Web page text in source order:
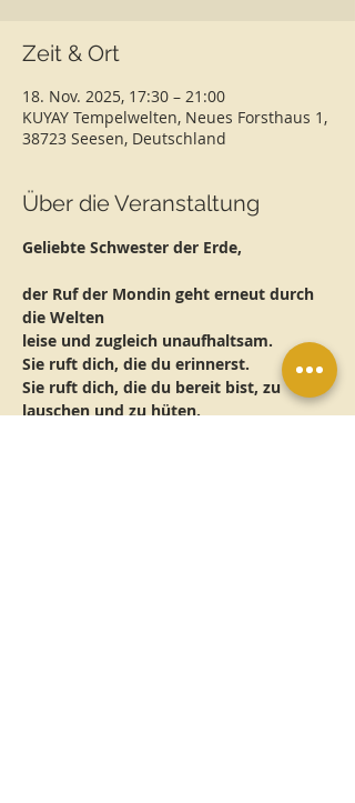
Zeit & Ort
18. Nov. 2025, 17:30 – 21:00
KUYAY Tempelwelten, Neues Forsthaus 1,
38723 Seesen, Deutschland
Über die Veranstaltung
Geliebte Schwester der Erde,
der Ruf der Mondin geht erneut durch
die Welten
leise und zugleich unaufhaltsam.
Sie ruft dich, die du erinnerst.
Sie ruft dich, die du bereit bist, zu
lauschen und zu hüten.